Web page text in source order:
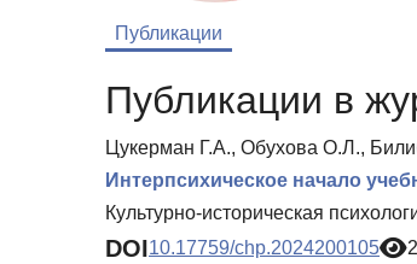
Публикации
Публикации в
Цукерман Г.А., Обухова О.Л.,
Интерпсихическое начало
Культурно-историческая
DOI10.17759/chp.2024200105